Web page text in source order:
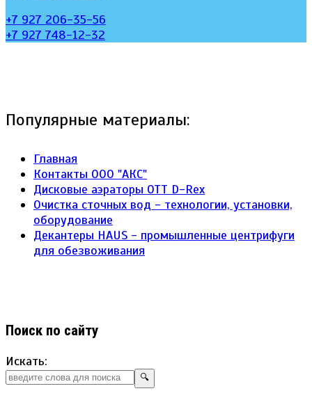
+7 927 206-35-56
+7 927 748-12-32
Популярные материалы:
Главная
Контакты ООО "АКС"
Дисковые аэраторы ОТТ D-Rex
Очистка сточных вод - технологии, установки,
оборудование
Декантеры HAUS - промышленные центрифуги
для обезвоживания
Поиск по сайту
Искать:
🔍